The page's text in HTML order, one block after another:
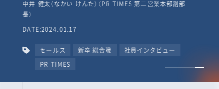
タビュー #PR
TIMESな人たち
中井 健太（なかい けんた）（PR TIMES 第二営業本部副部
長）
DATE:2024.01.17
セールス 新卒 総合職
社員インタビュー
PR TIMES